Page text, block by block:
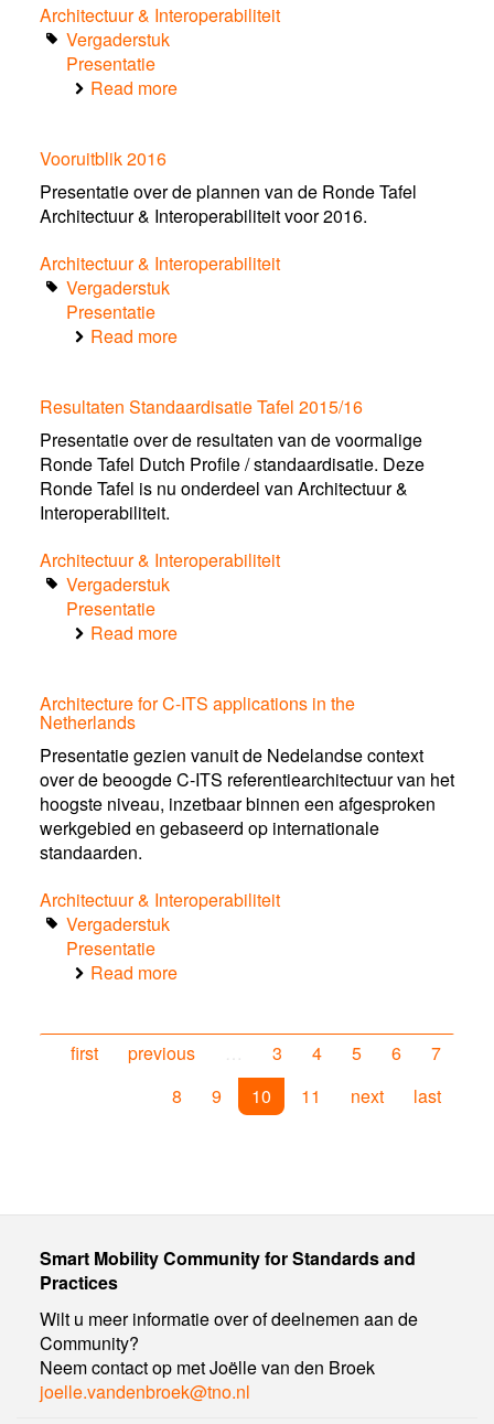
Architectuur & Interoperabiliteit
Vergaderstuk
Presentatie
Read more
&
Interoperabiliteit
Vooruitblik 2016
Presentatie over de plannen van de Ronde Tafel
Architectuur & Interoperabiliteit voor 2016.
Architectuur & Interoperabiliteit
Vergaderstuk
Presentatie
Read more
Resultaten Standaardisatie Tafel 2015/16
Presentatie over de resultaten van de voormalige
Ronde Tafel Dutch Profile / standaardisatie. Deze
Ronde Tafel is nu onderdeel van Architectuur &
Interoperabiliteit.
Architectuur & Interoperabiliteit
Vergaderstuk
Presentatie
Read more
Tafel
Architecture for C-ITS applications in the
Netherlands
Presentatie gezien vanuit de Nedelandse context
over de beoogde C-ITS referentiearchitectuur van het
hoogste niveau, inzetbaar binnen een afgesproken
werkgebied en gebaseerd op internationale
standaarden.
Architectuur & Interoperabiliteit
Vergaderstuk
Presentatie
Read more
C-
applications
first previous … 3 4 5 6
7
8
9 10 11 next last
Smart Mobility Community for Standards and
Practices
Wilt u meer informatie over of deelnemen aan de
Community?
Neem contact op met Joëlle van den Broek
joelle.vandenbroek@tno.nl